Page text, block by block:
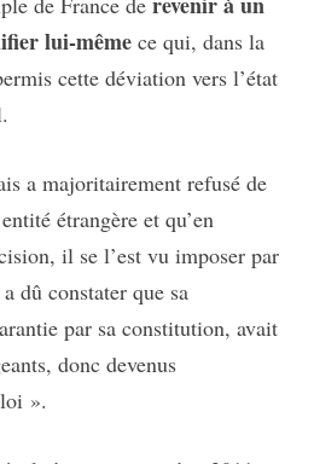
lui-mêmece qui, dans la
cette déviation vers l’état
a majoritairement refusé de
étrangère et qu’en
il se l’est vu imposer par
dû constater que sa
par sa constitution, avait
donc devenus
».